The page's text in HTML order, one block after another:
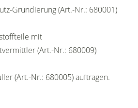
Grundierung (Art.-Nr.: 680001)
mit
(Art.-Nr.: 680009)
(Art.-Nr.: 680005) auftragen.